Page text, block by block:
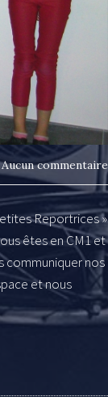
Aucun commentaire
Reportrices »
êtes en CM1 et
communiquer nos
et nous